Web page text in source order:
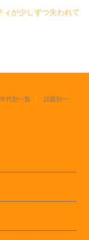
が少しずつ失われて
年代別一覧
話題別一